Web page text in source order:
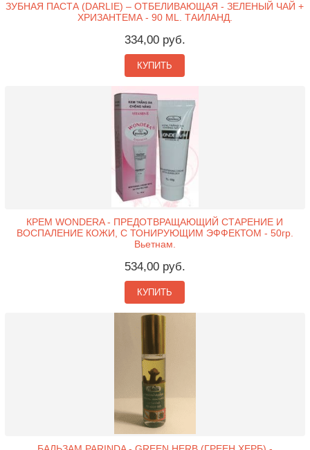
ЗУБНАЯ ПАСТА (DARLIE) – ОТБЕЛИВАЮЩАЯ - ЗЕЛЕНЫЙ ЧАЙ +
ХРИЗАНТЕМА - 90 ML. ТАИЛАНД.
334,00 руб.
КУПИТЬ
КРЕМ WONDERA - ПРЕДОТВРАЩАЮЩИЙ СТАРЕНИЕ И
ВОСПАЛЕНИЕ КОЖИ, C ТОНИРУЮЩИМ ЭФФЕКТОМ - 50гр.
Вьетнам.
534,00 руб.
КУПИТЬ